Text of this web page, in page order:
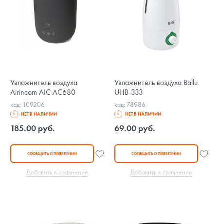
Увлажнитель воздуха
Airincom AIC AC680
код: 109206
НЕТ В НАЛИЧИИ
185.00 руб.
СООБЩИТЬ О ПОЯВЛЕНИИ
Добавить в сравнение
Увлажнитель воздуха Ballu
UHB-333
код: 78986
НЕТ В НАЛИЧИИ
69.00 руб.
СООБЩИТЬ О ПОЯВЛЕНИИ
Добавить в сравнение